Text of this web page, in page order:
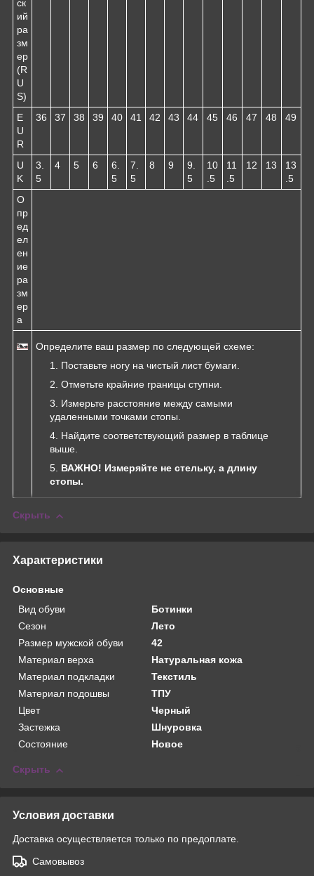
ск
ий
ра
зм
ер
(R
U
S)
E
U
R
36 37 38 39 40 41 42 43 44 45 46 47 48 49
U
K
3.
5
4 5 6
6.
5
7.
5
8 9
9.
5
10
.5
11
.5
12 13
13
.5
О
пр
ед
ел
ен
ие
ра
зм
ер
а
Определите ваш размер по следующей схеме:
Поставьте ногу на чистый лист бумаги.
Отметьте крайние границы ступни.
Измерьте расстояние между самыми
удаленными точками стопы.
Найдите соответствующий размер в таблице
выше.
ВАЖНО! Измеряйте не стельку, а длину
стопы.
Скрыть
Характеристики
Основные
Вид обуви
Ботинки
Сезон
Лето
Размер мужской обуви
42
Материал верха
Натуральная кожа
Материал подкладки
Текстиль
Материал подошвы
ТПУ
Цвет
Черный
Застежка
Шнуровка
Состояние
Новое
Скрыть
Условия доставки
Доставка осуществляется только по предоплате.
Самовывоз